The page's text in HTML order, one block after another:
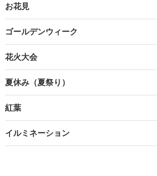
お花見
ゴールデンウィーク
花火大会
夏休み（夏祭り）
紅葉
イルミネーション